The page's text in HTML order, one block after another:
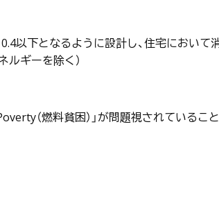
以下となるように設計し、住宅において
ギーを除く）
（燃料貧困）」が問題視されているこ